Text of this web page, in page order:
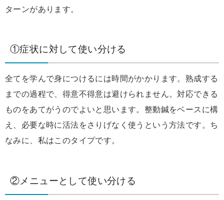
ターンがあります。
①症状に対して使い分ける
全てを学んで身につけるには時間がかかります。熟成する
までの過程で、得意不得意は避けられません。対応できる
ものをあてがうのでよいと思います。整動鍼をベースに構
え、必要な時に活法をさりげなく使うという方法です。ち
なみに、私はこのタイプです。
②メニューとして使い分ける